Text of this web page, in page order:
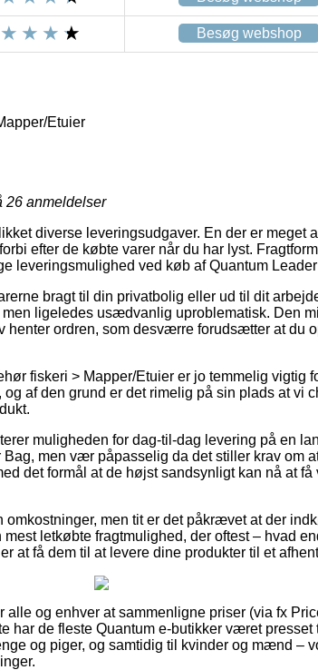
Besøg webshop
Etuier
26 anmeldelser
diverse leveringsudgaver. En der er meget
efter de købte varer når du har lyst.
leveringsmulighed ved køb af Quantum
bragt til din privatbolig eller ud til dit
ligeledes usædvanlig uproblematisk. Den
ordren, som desværre forudsætter at du
fiskeri > Mapper/Etuier er jo temmelig vigtig
af den grund er det rimelig på sin plads at vi
muligheden for dag-til-dag levering på en
men vær påpasselig da det stiller krav om
det formål at de højst sandsynligt kan nå at få
men tit er det påkrævet at der
letkøbte fragtmulighed, der oftest – hvad
at få dem til at levere dine produkter til et
og enhver at sammenligne priser (via fx
har de fleste Quantum e-butikker været presset
og piger, og samtidig til kvinder og mænd –